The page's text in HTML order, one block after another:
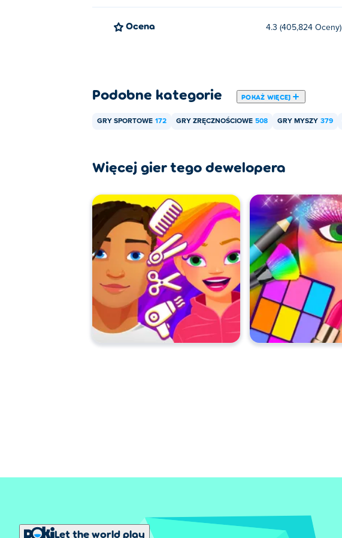
Ocena 4.3 (405,824 Oceny)
Podobne kategorie POKAŻ WIĘCEJ
GRY SPORTOWE 172 GRY ZRĘCZNOŚCIOWE 508 GRY MYSZY 379
Więcej gier tego dewelopera
Let the world play